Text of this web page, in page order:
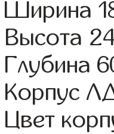
Ширина
Высота
Глубина
Корпус
Цвет